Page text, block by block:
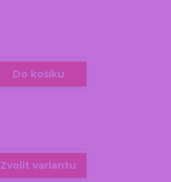
Do košíku
Zvolit variantu